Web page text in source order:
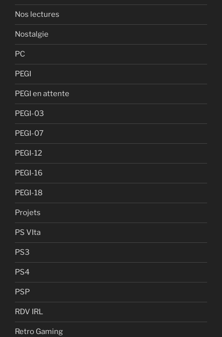
Nos lectures
Nostalgie
PC
PEGI
PEGI en attente
PEGI-03
PEGI-07
PEGI-12
PEGI-16
PEGI-18
Projets
PS VIta
PS3
PS4
PSP
RDV IRL
Retro Gaming